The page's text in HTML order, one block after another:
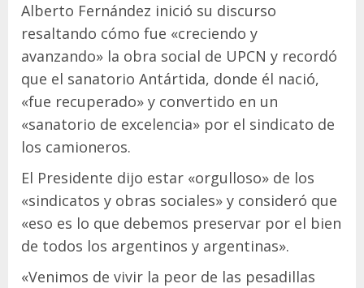
Alberto Fernández inició su discurso
resaltando cómo fue «creciendo y
avanzando» la obra social de UPCN y recordó
que el sanatorio Antártida, donde él nació,
«fue recuperado» y convertido en un
«sanatorio de excelencia» por el sindicato de
los camioneros.
El Presidente dijo estar «orgulloso» de los
«sindicatos y obras sociales» y consideró que
«eso es lo que debemos preservar por el bien
de todos los argentinos y argentinas».
«Venimos de vivir la peor de las pesadillas